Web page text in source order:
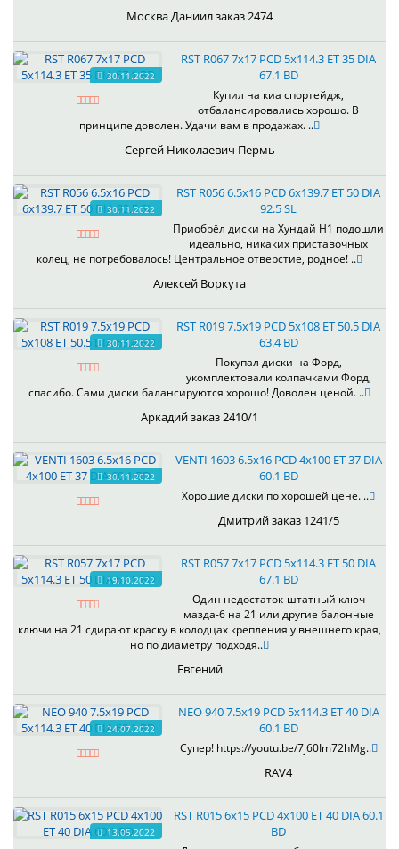
Москва Даниил заказ 2474
30.11.2022
RST R067 7x17 PCD 5x114.3 ET 35 DIA
67.1 BD
Купил на киа спортейдж,
отбалансировались хорошо. В
принципе доволен. Удачи вам в продажах. ..
Сергей Николаевич Пермь
30.11.2022
RST R056 6.5x16 PCD 6x139.7 ET 50 DIA
92.5 SL
Приобрёл диски на Хундай H1 подошли
идеально, никаких приставочных
колец, не потребовалось! Центральное отверстие, родное! ..
Алексей Воркута
30.11.2022
RST R019 7.5x19 PCD 5x108 ET 50.5 DIA
63.4 BD
Покупал диски на Форд,
укомплектовали колпачками Форд,
спасибо. Сами диски балансируются хорошо! Доволен ценой. ..
Аркадий заказ 2410/1
30.11.2022
VENTI 1603 6.5x16 PCD 4x100 ET 37 DIA
60.1 BD
Хорошие диски по хорошей цене. ..
Дмитрий заказ 1241/5
19.10.2022
RST R057 7x17 PCD 5x114.3 ET 50 DIA
67.1 BD
Один недостаток-штатный ключ
мазда-6 на 21 или другие балонные
ключи на 21 сдирают краску в колодцах крепления у внешнего края,
но по диаметру подходя..
Евгений
24.07.2022
NEO 940 7.5x19 PCD 5x114.3 ET 40 DIA
60.1 BD
Супер! https://youtu.be/7j60Im72hMg..
RAV4
13.05.2022
RST R015 6x15 PCD 4x100 ET 40 DIA 60.1
BD